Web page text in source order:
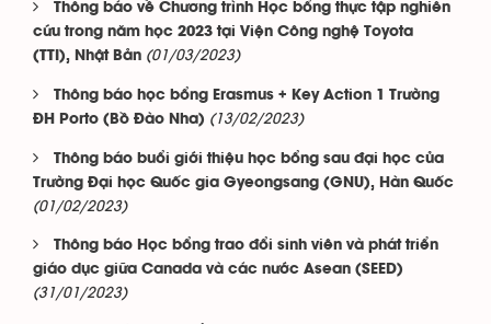
Thông báo về Chương trình Học bổng thực tập nghiên
cứu trong năm học 2023 tại Viện Công nghệ Toyota
(TTI), Nhật Bản (01/03/2023)
Thông báo học bổng Erasmus + Key Action 1 Trường
ĐH Porto (Bồ Đào Nha) (13/02/2023)
Thông báo buổi giới thiệu học bổng sau đại học của
Trường Đại học Quốc gia Gyeongsang (GNU), Hàn Quốc
(01/02/2023)
Thông báo Học bổng trao đổi sinh viên và phát triển
giáo dục giữa Canada và các nước Asean (SEED)
(31/01/2023)